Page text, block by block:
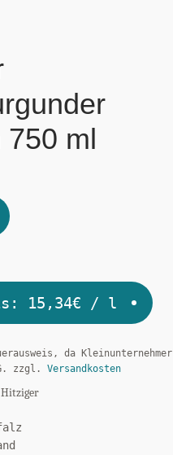
750 ml
15,34€ / l
da Kleinunternehmer
zzgl. Versandkosten